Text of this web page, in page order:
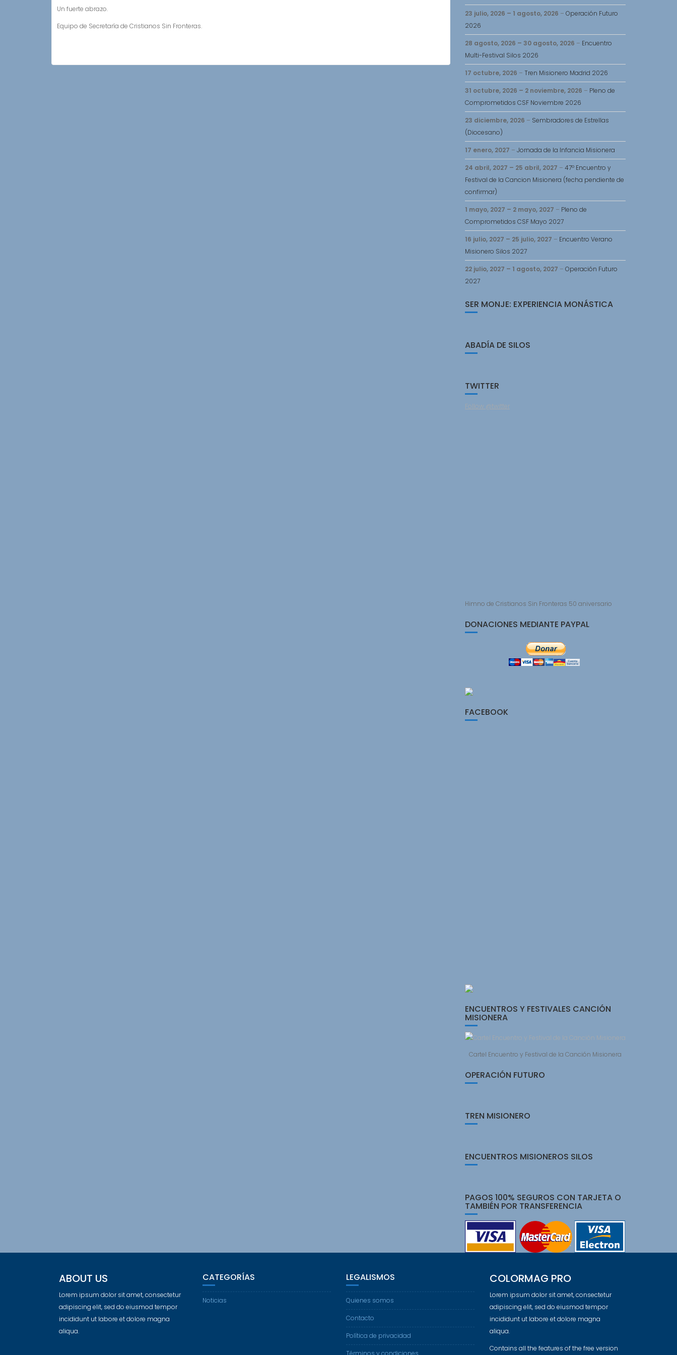
Un fuerte abrazo.
Equipo de Secretaría de Cristianos Sin Fronteras.
23 julio, 2026 – 1 agosto, 2026 – Operación Futuro
2026
28 agosto, 2026 – 30 agosto, 2026 – Encuentro
Multi-Festival Silos 2026
17 octubre, 2026 – Tren Misionero Madrid 2026
31 octubre, 2026 – 2 noviembre, 2026 – Pleno de
Comprometidos CSF Noviembre 2026
23 diciembre, 2026 – Sembradores de Estrellas
(Diocesano)
17 enero, 2027 – Jornada de la Infancia Misionera
24 abril, 2027 – 25 abril, 2027 – 47º Encuentro y
Festival de la Cancion Misionera (fecha pendiente de
confirmar)
1 mayo, 2027 – 2 mayo, 2027 – Pleno de
Comprometidos CSF Mayo 2027
16 julio, 2027 – 25 julio, 2027 – Encuentro Verano
Misionero Silos 2027
22 julio, 2027 – 1 agosto, 2027 – Operación Futuro
2027
SER MONJE: EXPERIENCIA MONÁSTICA
ABADÍA DE SILOS
TWITTER
Follow @twitter
Himno de Cristianos Sin Fronteras 50 aniversario
DONACIONES MEDIANTE PAYPAL
FACEBOOK
ENCUENTROS Y FESTIVALES CANCIÓN
MISIONERA
Cartel Encuentro y Festival de la Canción Misionera
OPERACIÓN FUTURO
TREN MISIONERO
ENCUENTROS MISIONEROS SILOS
PAGOS 100% SEGUROS CON TARJETA O
TAMBIÉN POR TRANSFERENCIA
ABOUT US
Lorem ipsum dolor sit amet, consectetur
adipiscing elit, sed do eiusmod tempor
incididunt ut labore et dolore magna
aliqua.
CATEGORÍAS
Noticias
LEGALISMOS
Quienes somos
Contacto
Política de privacidad
Términos y condiciones
COLORMAG PRO
Lorem ipsum dolor sit amet, consectetur
adipiscing elit, sed do eiusmod tempor
incididunt ut labore et dolore magna
aliqua.
Contains all the features of the free version